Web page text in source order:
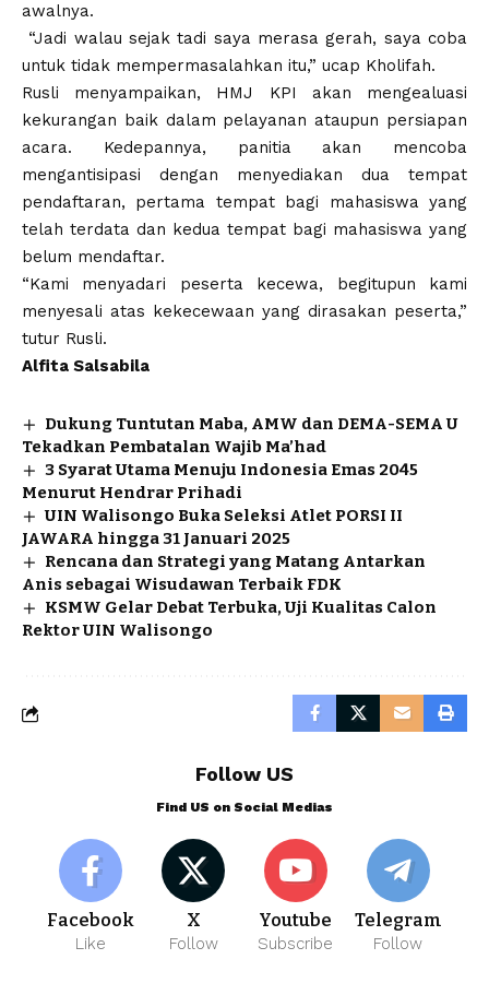
awalnya.
“Jadi walau sejak tadi saya merasa gerah, saya coba
untuk tidak mempermasalahkan itu,” ucap Kholifah.
Rusli menyampaikan, HMJ KPI akan mengealuasi
kekurangan baik dalam pelayanan ataupun persiapan
acara. Kedepannya, panitia akan mencoba
mengantisipasi dengan menyediakan dua tempat
pendaftaran, pertama tempat bagi mahasiswa yang
telah terdata dan kedua tempat bagi mahasiswa yang
belum mendaftar.
“Kami menyadari peserta kecewa, begitupun kami
menyesali atas kekecewaan yang dirasakan peserta,”
tutur Rusli.
Alfita Salsabila
Dukung Tuntutan Maba, AMW dan DEMA-SEMA U
Tekadkan Pembatalan Wajib Ma’had
3 Syarat Utama Menuju Indonesia Emas 2045
Menurut Hendrar Prihadi
UIN Walisongo Buka Seleksi Atlet PORSI II
JAWARA hingga 31 Januari 2025
Rencana dan Strategi yang Matang Antarkan
Anis sebagai Wisudawan Terbaik FDK
KSMW Gelar Debat Terbuka, Uji Kualitas Calon
Rektor UIN Walisongo
Follow US
Find US on Social Medias
Facebook
Like
X
Follow
Youtube
Subscribe
Telegram
Follow